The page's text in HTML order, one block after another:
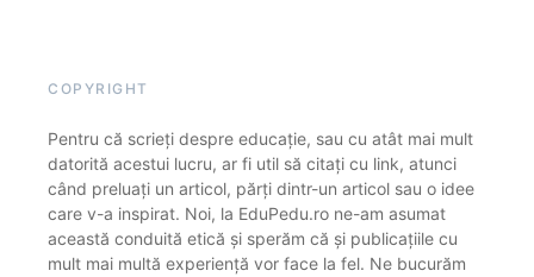
COPYRIGHT
Pentru că scrieți despre educație, sau cu atât mai mult
datorită acestui lucru, ar fi util să citați cu link, atunci
când preluați un articol, părți dintr-un articol sau o idee
care v-a inspirat. Noi, la EduPedu.ro ne-am asumat
această conduită etică și sperăm că și publicațiile cu
mult mai multă experiență vor face la fel. Ne bucurăm